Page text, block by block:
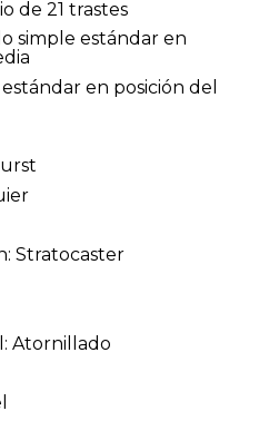
de 21 trastes
simple estándar en
en posición del
Stratocaster
Atornillado